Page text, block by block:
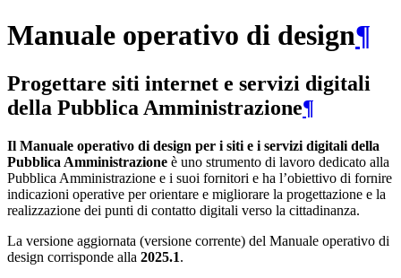
Manuale operativo di design¶
Progettare siti internet e servizi digitali
della Pubblica Amministrazione¶
Il Manuale operativo di design per i siti e i servizi digitali della
Pubblica Amministrazione è uno strumento di lavoro dedicato alla
Pubblica Amministrazione e i suoi fornitori e ha l’obiettivo di fornire
indicazioni operative per orientare e migliorare la progettazione e la
realizzazione dei punti di contatto digitali verso la cittadinanza.
La versione aggiornata (versione corrente) del Manuale operativo di
design corrisponde alla 2025.1.